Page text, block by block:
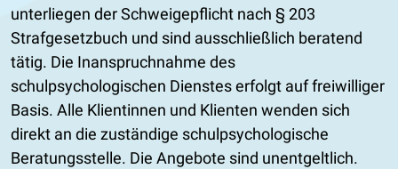
unterliegen der Schweigepflicht nach § 203
Strafgesetzbuch und sind ausschließlich beratend
tätig. Die Inanspruchnahme des
schulpsychologischen Dienstes erfolgt auf freiwilliger
Basis. Alle Klientinnen und Klienten wenden sich
direkt an die zuständige schulpsychologische
Beratungsstelle. Die Angebote sind unentgeltlich.